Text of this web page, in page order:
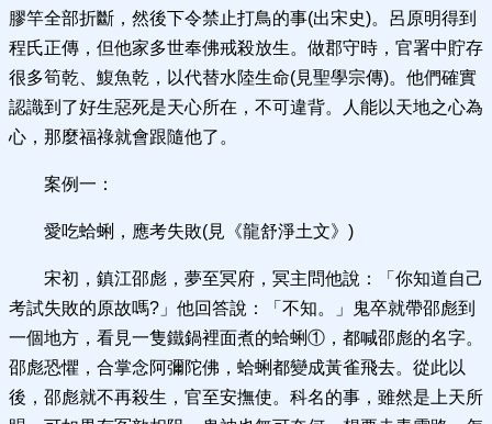
膠竿全部折斷，然後下令禁止打鳥的事(出宋史)。呂原明得到
程氏正傳，但他家多世奉佛戒殺放生。做郡守時，官署中貯存
很多筍乾、鰒魚乾，以代替水陸生命(見聖學宗傳)。他們確實
認識到了好生惡死是天心所在，不可違背。人能以天地之心為
心，那麼福祿就會跟隨他了。
案例一：
愛吃蛤蜊，應考失敗(見《龍舒淨土文》)
宋初，鎮江邵彪，夢至冥府，冥主問他說：「你知道自己
考試失敗的原故嗎?」他回答說：「不知。」鬼卒就帶邵彪到
一個地方，看見一隻鐵鍋裡面煮的蛤蜊①，都喊邵彪的名字。
邵彪恐懼，合掌念阿彌陀佛，蛤蜊都變成黃雀飛去。從此以
後，邵彪就不再殺生，官至安撫使。科名的事，雖然是上天所